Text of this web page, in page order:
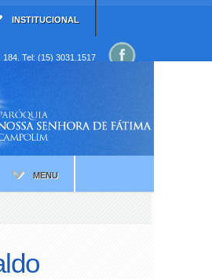
INSTITUCIONAL
184. Tel: (15) 3031.1517
MENU